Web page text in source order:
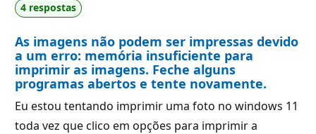
4 respostas
As imagens não podem ser impressas devido
a um erro: memória insuficiente para
imprimir as imagens. Feche alguns
programas abertos e tente novamente.
Eu estou tentando imprimir uma foto no windows 11
toda vez que clico em opções para imprimir a